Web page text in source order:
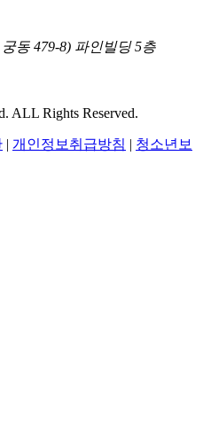
동 479-8) 파인빌딩 5층
ALL Rights Reserved.
| 개인정보취급방침 | 청소년보